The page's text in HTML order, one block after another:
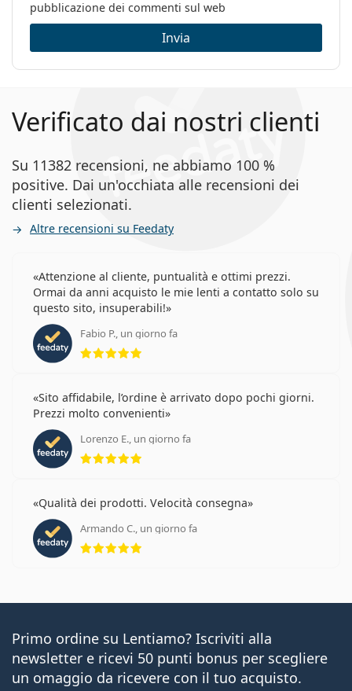
Categorie:
Occhiali da vista
Marca:
Carrera
pubblicazione dei commenti sul web
Invia
Verificato dai nostri clienti
Su 11382 recensioni, ne abbiamo 100 %
positive. Dai un'occhiata alle recensioni dei
clienti selezionati.
Altre recensioni su Feedaty
Attenzione al cliente, puntualità e ottimi prezzi.
Ormai da anni acquisto le mie lenti a contatto solo su
questo sito, insuperabili!
Fabio P., un giorno fa
Sito affidabile, l’ordine è arrivato dopo pochi giorni.
Prezzi molto convenienti
Lorenzo E., un giorno fa
valutazione 5 di 5
Qualità dei prodotti. Velocità consegna
Armando C., un giorno fa
valutazione 5 di 5
Primo ordine su Lentiamo? Iscriviti alla
newsletter e ricevi 50 punti bonus per scegliere
un omaggio da ricevere con il tuo acquisto.